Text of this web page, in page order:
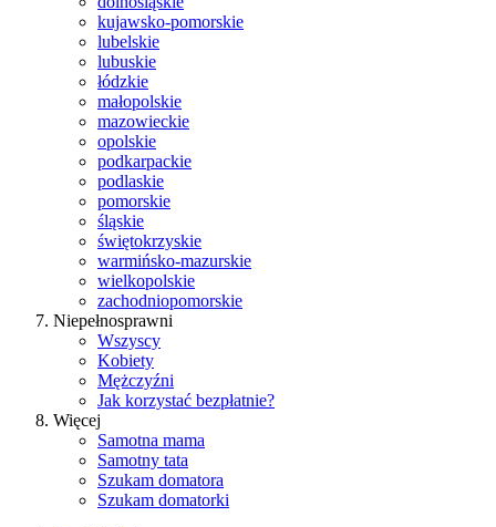
kujawsko-pomorskie
lubelskie
lubuskie
łódzkie
małopolskie
mazowieckie
opolskie
podkarpackie
podlaskie
pomorskie
śląskie
świętokrzyskie
warmińsko-mazurskie
wielkopolskie
zachodniopomorskie
Niepełnosprawni
Wszyscy
Kobiety
Mężczyźni
Jak korzystać bezpłatnie?
Więcej
Samotna mama
Samotny tata
Szukam domatora
Szukam domatorki